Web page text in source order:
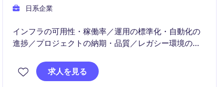
日系企業
インフラの可用性・稼働率／運用の標準化・自動化の
進捗／プロジェクトの納期・品質／レガシー環境のモ
求人を見る